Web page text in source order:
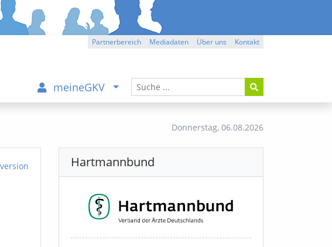
Partnerbereich Mediadaten Über uns Kontakt
meineGKV
Donnerstag, 06.08.2026
Hartmannbund